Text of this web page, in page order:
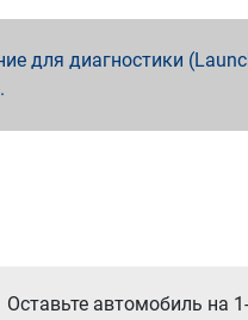
для диагностики
Оставьте автомобиль на